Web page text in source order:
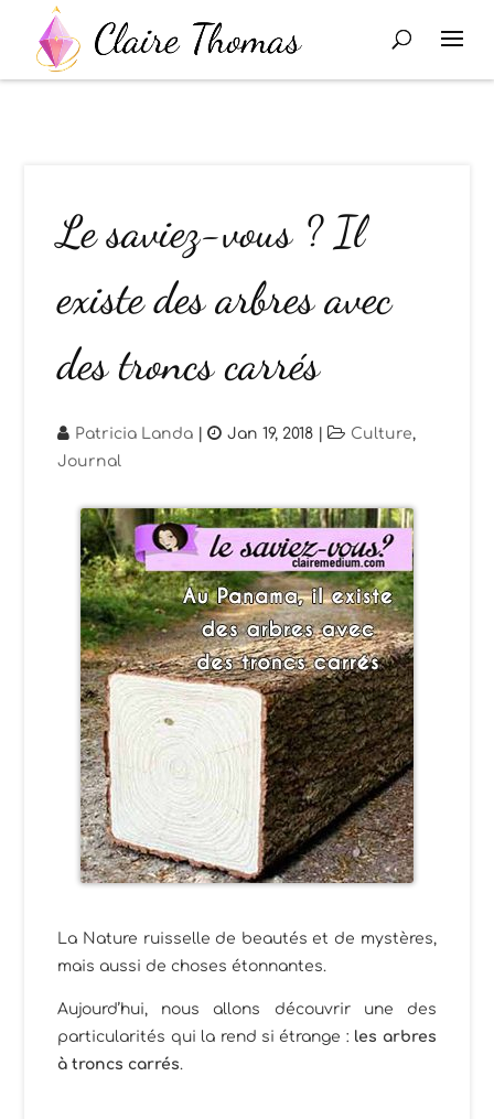
Le saviez-vous ? Il
existe des arbres avec
des troncs carrés
Patricia Landa | Jan 19, 2018 | Culture,
Journal
La Nature ruisselle de beautés et de mystères,
mais aussi de choses étonnantes.
Aujourd’hui, nous allons découvrir une des
particularités qui la rend si étrange : les arbres
à troncs carrés.